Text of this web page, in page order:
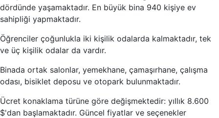
dördünde yaşamaktadır. En büyük bina 940 kişiye ev
sahipliği yapmaktadır.
Öğrenciler çoğunlukla iki kişilik odalarda kalmaktadır, tek
ve üç kişilik odalar da vardır.
Binada ortak salonlar, yemekhane, çamaşırhane, çalışma
odası, bisiklet deposu ve otopark bulunmaktadır.
Ücret konaklama türüne göre değişmektedir: yıllık 8.600
$'dan başlamaktadır. Güncel fiyatlar ve seçenekler